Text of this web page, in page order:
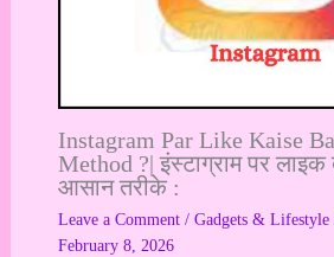
Instagram Par Like Kaise
Method ?| इंस्टाग्राम पर
आसान तरीके :
Leave a Comment / Gadgets & Lifestyle
February 8, 2026